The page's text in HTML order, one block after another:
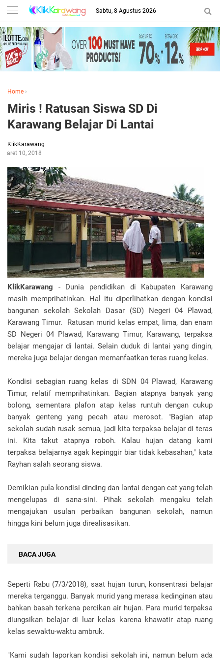
Sabtu, 8 Agustus 2026
Home ›
Miris ! Ratusan Siswa SD Di
Karawang Belajar Di Lantai
KlikKarawang
Maret 10, 2018
KlikKarawang - Dunia pendidikan di Kabupaten Karawang
masih memprihatinkan. Hal itu diperlihatkan dengan kondisi
bangunan sekolah Sekolah Dasar (SD) Negeri 04 Plawad,
Karawang Timur. Ratusan murid kelas empat, lima, dan enam
SD Negeri 04 Plawad, Karawang Timur, Karawang, terpaksa
belajar mengajar di lantai. Selain duduk di lantai yang dingin,
mereka juga belajar dengan memanfaatkan teras ruang kelas.
Kondisi sebagian ruang kelas di SDN 04 Plawad, Karawang
Timur, relatif memprihatinkan. Bagian atapnya banyak yang
bolong, sementara plafon atap kelas runtuh dengan cukup
banyak genteng yang pecah atau merosot. "Bagian atap
sekolah sudah rusak semua, jadi kita terpaksa belajar di teras
ini. Kita takut atapnya roboh. Kalau hujan datang kami
terpaksa belajarnya agak kepinggir biar tidak kebasahan," kata
Rayhan salah seorang siswa.
Demikian pula kondisi dinding dan lantai dengan cat yang telah
mengelupas di sana-sini. Pihak sekolah mengaku telah
mengajukan usulan perbaikan bangunan sekolah, namun
hingga kini belum juga direalisasikan.
BACA JUGA
Seperti Rabu (7/3/2018), saat hujan turun, konsentrasi belajar
mereka terganggu. Banyak murid yang merasa kedinginan atau
bahkan basah terkena percikan air hujan. Para murid terpaksa
diungsikan belajar di luar kelas karena khawatir atap ruang
kelas sewaktu-waktu ambruk.
"Kami sudah laporkan kondisi sekolah ini, namun belum ada